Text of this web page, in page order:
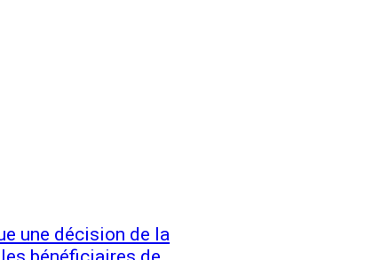
une décision de la